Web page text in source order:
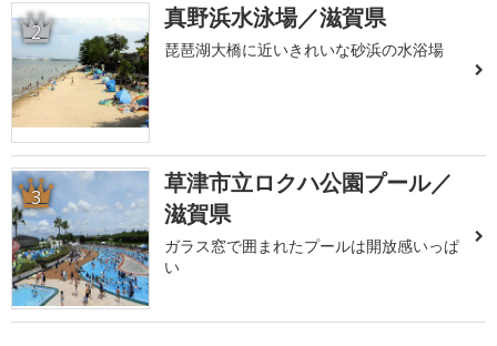
2 真野浜水泳場／滋賀県
琵琶湖大橋に近いきれいな砂浜の水浴場
3
草津市立ロクハ公園プール／
滋賀県
ガラス窓で囲まれたプールは開放感いっぱ
い